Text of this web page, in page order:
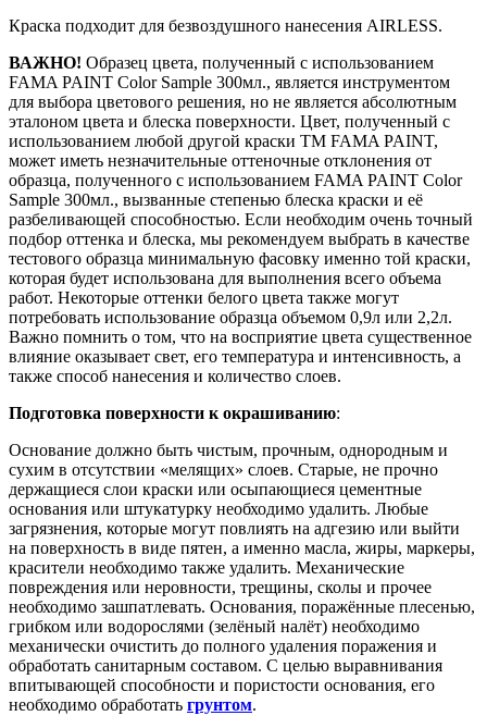
Краска подходит для безвоздушного нанесения AIRLESS.
ВАЖНО! Образец цвета, полученный с использованием
FAMA PAINT Color Sample 300мл., является инструментом
для выбора цветового решения, но не является абсолютным
эталоном цвета и блеска поверхности. Цвет, полученный с
использованием любой другой краски ТМ FAMA PAINT,
может иметь незначительные оттеночные отклонения от
образца, полученного с использованием FAMA PAINT Color
Sample 300мл., вызванные степенью блеска краски и её
разбеливающей способностью. Если необходим очень точный
подбор оттенка и блеска, мы рекомендуем выбрать в качестве
тестового образца минимальную фасовку именно той краски,
которая будет использована для выполнения всего объема
работ. Некоторые оттенки белого цвета также могут
потребовать использование образца объемом 0,9л или 2,2л.
Важно помнить о том, что на восприятие цвета существенное
влияние оказывает свет, его температура и интенсивность, а
также способ нанесения и количество слоев.
Подготовка поверхности к окрашиванию:
Основание должно быть чистым, прочным, однородным и
сухим в отсутствии «мелящих» слоев. Старые, не прочно
держащиеся слои краски или осыпающиеся цементные
основания или штукатурку необходимо удалить. Любые
загрязнения, которые могут повлиять на адгезию или выйти
на поверхность в виде пятен, а именно масла, жиры, маркеры,
красители необходимо также удалить. Механические
повреждения или неровности, трещины, сколы и прочее
необходимо зашпатлевать. Основания, поражённые плесенью,
грибком или водорослями (зелёный налёт) необходимо
механически очистить до полного удаления поражения и
обработать санитарным составом. С целью выравнивания
впитывающей способности и пористости основания, его
необходимо обработать грунтом.